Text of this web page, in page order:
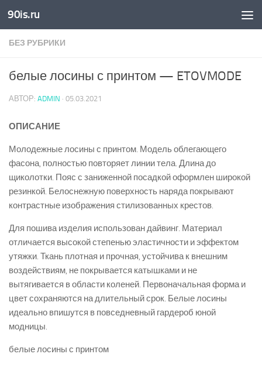
Skip to content
90is.ru
БЕЗ РУБРИКИ
белые лосины с принтом — ETOVMODE
АВТОР: ADMIN · 05.03.2021
ОПИСАНИЕ
Молодежные лосины с принтом. Модель облегающего
фасона, полностью повторяет линии тела. Длина до
щиколотки. Пояс с заниженной посадкой оформлен широкой
резинкой. Белоснежную поверхность наряда покрывают
контрастные изображения стилизованных крестов.
Для пошива изделия использован дайвинг. Материал
отличается высокой степенью эластичности и эффектом
утяжки. Ткань плотная и прочная, устойчива к внешним
воздействиям, не покрывается катышками и не
вытягивается в области коленей. Первоначальная форма и
цвет сохраняются на длительный срок. Белые лосины
идеально впишутся в повседневный гардероб юной
модницы.
белые лосины с принтом